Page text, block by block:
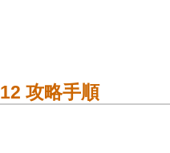
攻略手順